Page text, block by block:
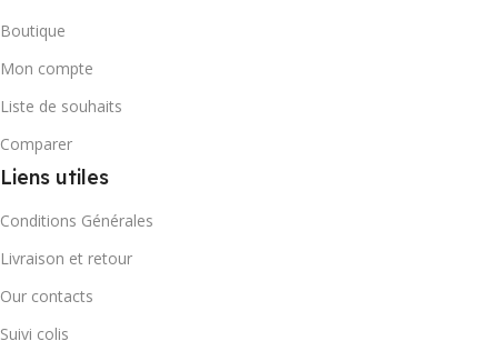
Boutique
Mon compte
Liste de souhaits
Comparer
Liens utiles
Conditions Générales
Livraison et retour
Our contacts
Suivi colis